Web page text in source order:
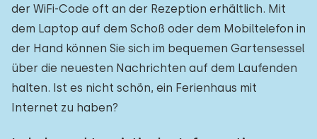
der WiFi-Code oft an der Rezeption erhältlich. Mit
dem Laptop auf dem Schoß oder dem Mobiltelefon in
der Hand können Sie sich im bequemen Gartensessel
über die neuesten Nachrichten auf dem Laufenden
halten. Ist es nicht schön, ein Ferienhaus mit
Internet zu haben?